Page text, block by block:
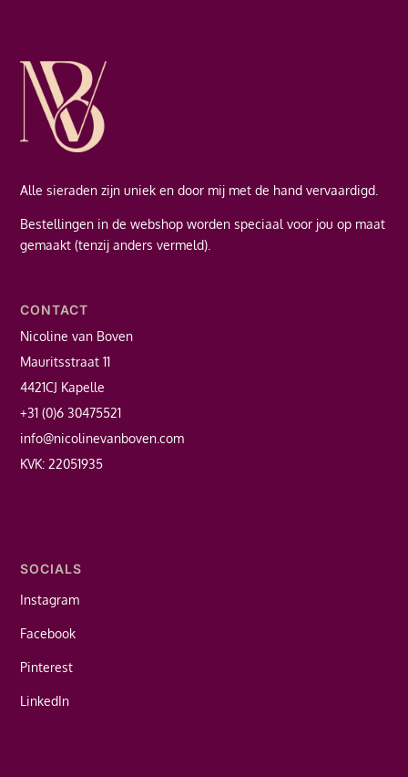
Alle sieraden zijn uniek en door mij met de hand vervaardigd.
Bestellingen in de webshop worden speciaal voor jou op maat
gemaakt (tenzij anders vermeld).
CONTACT
Nicoline van Boven
Mauritsstraat 11
4421CJ Kapelle
+31 (0)6 30475521
info@nicolinevanboven.com
KVK: 22051935
SOCIALS
Instagram
Facebook
Pinterest
LinkedIn